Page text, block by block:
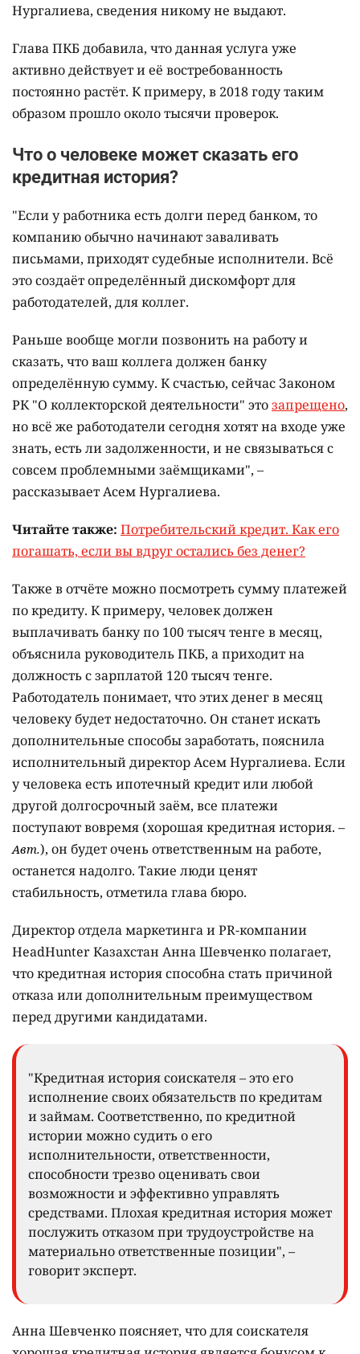
Нургалиева, сведения никому не выдают.
Глава ПКБ добавила, что данная услуга уже
активно действует и её востребованность
постоянно растёт. К примеру, в 2018 году таким
образом прошло около тысячи проверок.
Что о человеке может сказать его
кредитная история?
"Если у работника есть долги перед банком, то
компанию обычно начинают заваливать
письмами, приходят судебные исполнители. Всё
это создаёт определённый дискомфорт для
работодателей, для коллег.
Раньше вообще могли позвонить на работу и
сказать, что ваш коллега должен банку
определённую сумму. К счастью, сейчас Законом
РК "О коллекторской деятельности" этозапрещено,
но всё же работодатели сегодня хотят на входе уже
знать, есть ли задолженности, и не связываться с
совсем проблемными заёмщиками", –
рассказывает Асем Нургалиева.
Читайте также: Потребительский кредит. Как его
погашать, если вы вдруг остались без денег?
Также в отчёте можно посмотреть сумму платежей
по кредиту. К примеру, человек должен
выплачивать банку по 100 тысяч тенге в месяц,
объяснила руководитель ПКБ, а приходит на
должность с зарплатой 120 тысяч тенге.
Работодатель понимает, что этих денег в месяц
человеку будет недостаточно. Он станет искать
дополнительные способы заработать, пояснила
исполнительный директор Асем Нургалиева. Если
у человека есть ипотечный кредит или любой
другой долгосрочный заём, все платежи
поступают вовремя (хорошая кредитная история. –
Авт.), он будет очень ответственным на работе,
останется надолго. Такие люди ценят
стабильность, отметила глава бюро.
Директор отдела маркетинга и PR-компании
HeadHunter Казахстан Анна Шевченко полагает,
что кредитная история способна стать причиной
отказа или дополнительным преимуществом
перед другими кандидатами.
"Кредитная история соискателя – это его
исполнение своих обязательств по кредитам
и займам. Соответственно, по кредитной
истории можно судить о его
исполнительности, ответственности,
способности трезво оценивать свои
возможности и эффективно управлять
средствами. Плохая кредитная история может
послужить отказом при трудоустройстве на
материально ответственные позиции", –
говорит эксперт.
Анна Шевченко поясняет, что для соискателя